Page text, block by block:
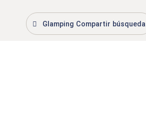
Glamping Compartir búsqueda